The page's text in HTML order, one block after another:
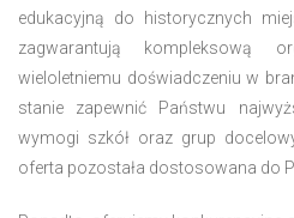
edukacyjną do historycznych
zagwarantują kompleksową
wieloletniemu doświadczeniu w
stanie zapewnić Państwu
wymogi szkół oraz grup
oferta pozostała dostosowana do